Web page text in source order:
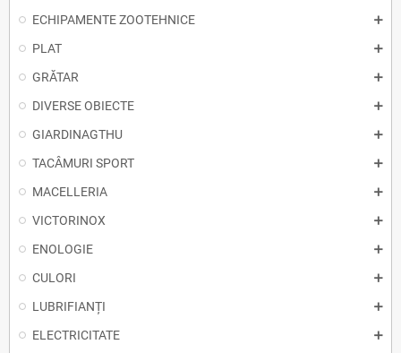
ECHIPAMENTE ZOOTEHNICE
PLAT
GRĂTAR
DIVERSE OBIECTE
GIARDINAGTHU
TACÂMURI SPORT
MACELLERIA
VICTORINOX
ENOLOGIE
CULORI
LUBRIFIANȚI
ELECTRICITATE